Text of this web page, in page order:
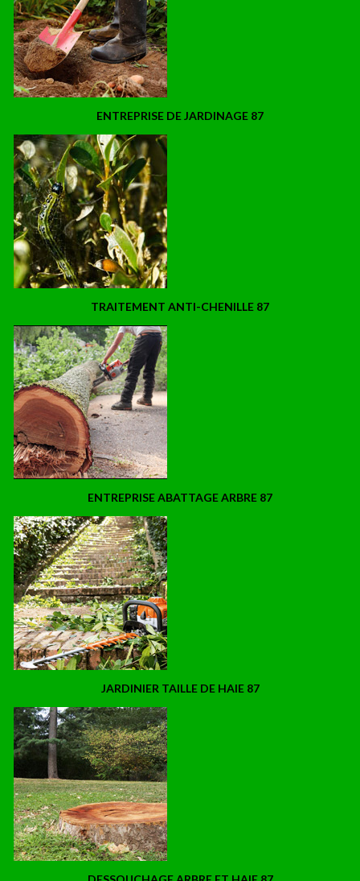
ENTREPRISE DE JARDINAGE 87
TRAITEMENT ANTI-CHENILLE 87
ENTREPRISE ABATTAGE ARBRE 87
JARDINIER TAILLE DE HAIE 87